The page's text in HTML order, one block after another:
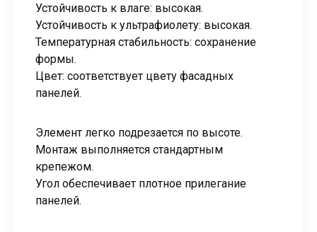
Устойчивость к влаге: высокая.
Устойчивость к ультрафиолету: высокая.
Температурная стабильность: сохранение
формы.
Цвет: соответствует цвету фасадных
панелей.
Элемент легко подрезается по высоте.
Монтаж выполняется стандартным
крепежом.
Угол обеспечивает плотное прилегание
панелей.